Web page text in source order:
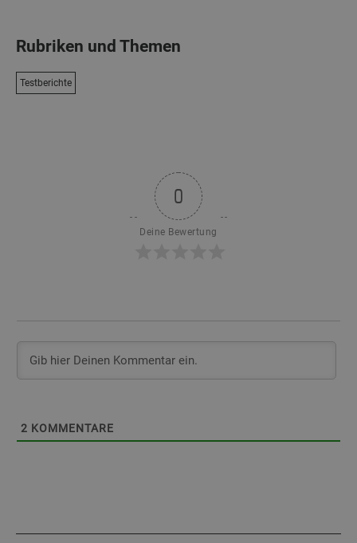
Rubriken und Themen
Testberichte
0
Deine Bewertung
2 KOMMENTARE